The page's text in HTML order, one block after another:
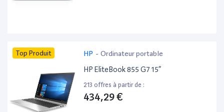
Top Produit HP - Ordinateur portable
HP EliteBook 855 G7 15”
213 offres à partir de :
434,29 €